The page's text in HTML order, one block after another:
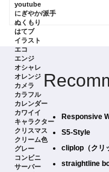
youtube
にぎやか/派手
ぬくもり
はてブ
イラスト
エコ
エンジ
オシャレ
オレンジ
カメラ
カラフル
カレンダー
カワイイ
キャラクター
クリスマス
クリーム色
グレー
コンビニ
サーバー
Responsive
S5-Style
cliplop（クリ
straightline